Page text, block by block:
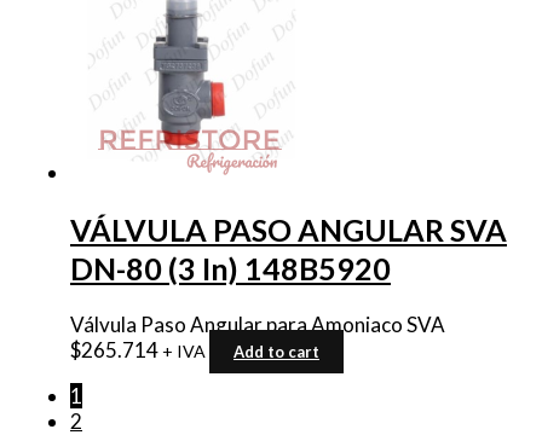
VÁLVULA PASO ANGULAR SVA
DN-80 (3 In) 148B5920
Válvula Paso Angular para Amoniaco SVA
$265.714+ IVA Add to cart
1
2